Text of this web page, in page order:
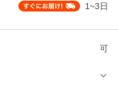
1~3日
可